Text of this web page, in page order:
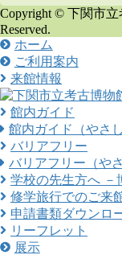
Copyright © 下関市
Reserved.
ホーム
ご利用案内
来館情報
館内ガイド
館内ガイド（やさ
バリアフリー
バリアフリー（や
学校の先生方へ －
修学旅行でのご来
申請書類ダウンロ
リーフレット
展示